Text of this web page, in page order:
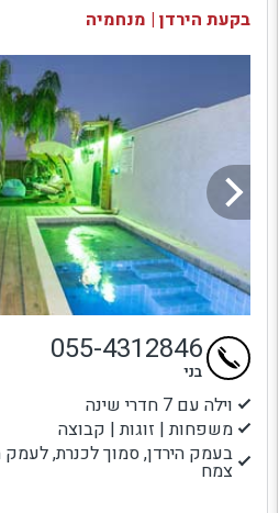
בקעת הירדן | מנחמיה
וילה עם 7 חדרי שינה
משפחות | זוגות | קבוצה
צמח
055-4312846
בני